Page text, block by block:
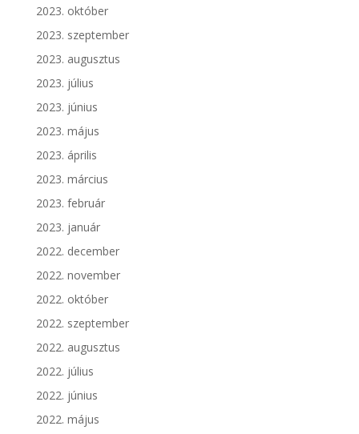
2023. október
2023. szeptember
2023. augusztus
2023. július
2023. június
2023. május
2023. április
2023. március
2023. február
2023. január
2022. december
2022. november
2022. október
2022. szeptember
2022. augusztus
2022. július
2022. június
2022. május